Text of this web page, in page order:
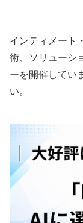
インティメート
術、ソリューシ
ーを開催してい
い。